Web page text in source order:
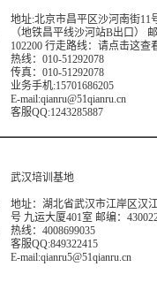
地址:北京市昌平区沙河南街11
（地铁昌平线沙河站B出口）
102200 行走路线： 请点击这查
热线：010-51292078
传真：010-51292078
业务手机:15701686205
E-mail:qianru@51qianru.cn
客服QQ:1243285887
武汉培训基地
地址：湖北省武汉市江岸区汉
号 九运大厦401室 邮编：
热线：4008699035
客服QQ:849322415
E-mail:qianru5@51qianru.cn